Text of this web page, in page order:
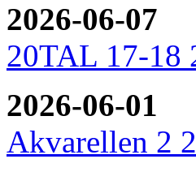
2026-06-07
20TAL 17-18
2026-06-01
Akvarellen 2